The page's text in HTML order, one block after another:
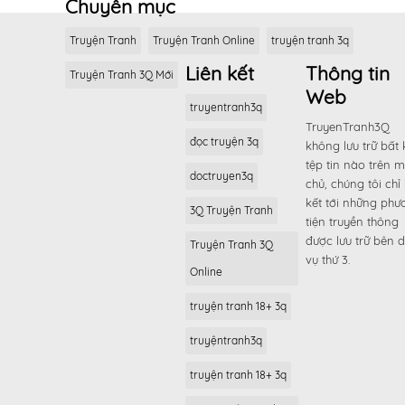
Chuyên mục
Truyện Tranh Truyện Tranh Online truyện tranh 3q
Truyện Tranh 3Q Mới Liên kết
truyentranh3q
đọc truyện 3q
doctruyen3q
3Q Truyện Tranh
Truyện Tranh 3Q
Online
truyện tranh 18+ 3q
truyệntranh3q
truyện tranh 18+ 3q
Thông tin
Web
TruyenTranh3Q
không lưu trữ bất
tệp tin nào trên
chủ, chúng tôi chỉ
kết tới những
tiện truyền thông
được lưu trữ bên
vụ thứ 3.